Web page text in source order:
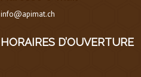
info@apimat.ch
HORAIRES D’OUVERTURE